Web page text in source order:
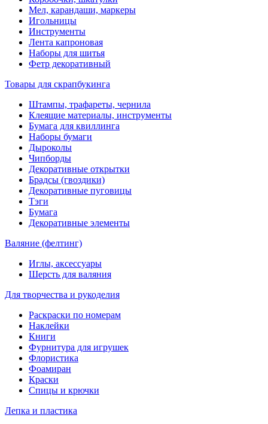
Мел, карандаши, маркеры
Игольницы
Инструменты
Лента капроновая
Наборы для шитья
Фетр декоративный
Товары для скрапбукинга
Штампы, трафареты, чернила
Клеящие материалы, инструменты
Бумага для квиллинга
Наборы бумаги
Дыроколы
Чипборды
Декоративные открытки
Брадсы (гвоздики)
Декоративные пуговицы
Тэги
Бумага
Декоративные элементы
Валяние (фелтинг)
Иглы, аксессуары
Шерсть для валяния
Для творчества и рукоделия
Раскраски по номерам
Наклейки
Книги
Фурнитура для игрушек
Флористика
Фоамиран
Краски
Спицы и крючки
Лепка и пластика